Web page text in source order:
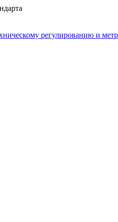
регулированию и